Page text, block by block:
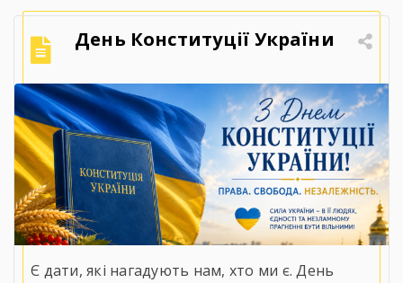
День Конституції України
Є дати, які нагадують нам, хто ми є. День